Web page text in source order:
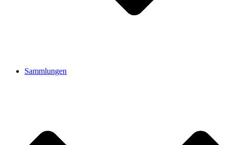
Sammlungen